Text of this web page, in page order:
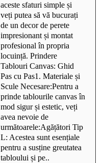
aceste sfaturi simple și
veți putea să vă bucurați
de un decor de perete
impresionant și montat
profesional în propria
locuință. Prindere
Tablouri Canvas: Ghid
Pas cu Pas1. Materiale și
Scule Necesare:Pentru a
prinde tablourile canvas în
mod sigur și estetic, veți
avea nevoie de
următoarele:Agățători Tip
L: Acestea sunt esențiale
pentru a susține greutatea
tabloului și pe..